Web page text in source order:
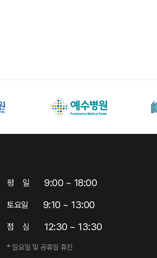
평 일 9:00 ~ 18:00
토요일 9:10 ~ 13:00
점 심 12:30 ~ 13:30
* 일요일 및 공휴일 휴진